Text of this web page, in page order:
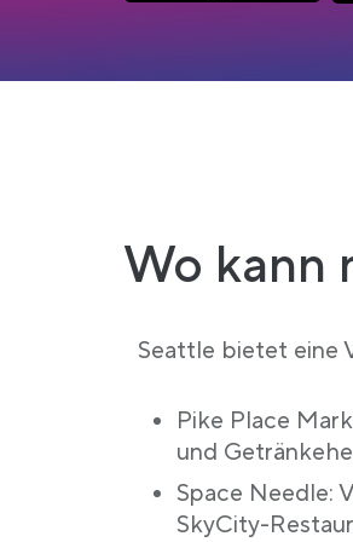
Wo kann
Seattle bietet eine
Pike Place
und
Space Needle:
SkyCity-